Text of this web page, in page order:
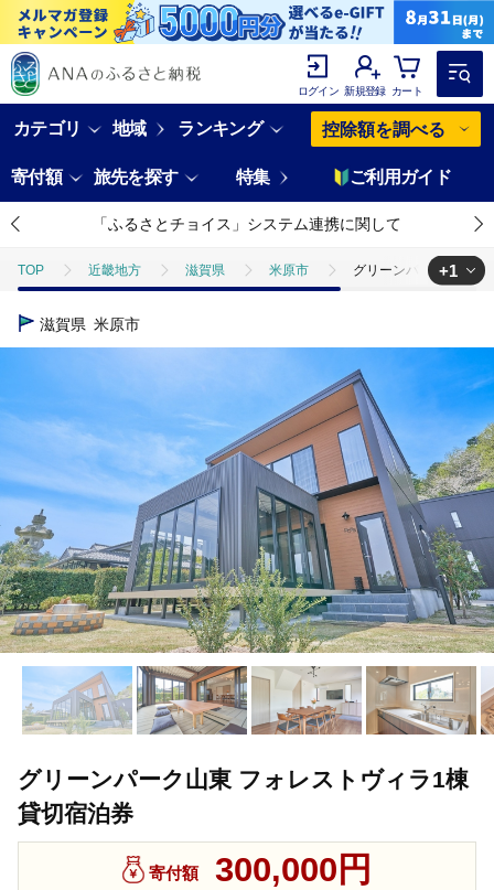
ログイン 新規登録 カート
カテゴリ 地域 ランキング 控除額を調べる
寄付額 旅先を探す 特集 ご利用ガイド
「ふるさとチョイス」システム連携に関して
TOP 近畿地方 滋賀県 米原市 グリーンパーク山東
TOP
+1
滋賀県 米原市
グリーンパーク山東 フォレストヴィラ1棟
貸切宿泊券
寄付額 300,000円